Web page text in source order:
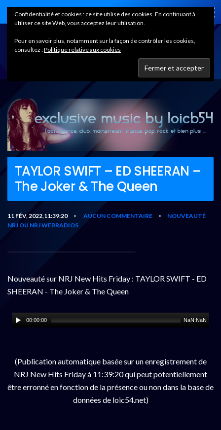
Home
TAYLOR SWIFT – ED SHEERAN –
The Joker & The Queen
11 FÉV, 2022,11:39:20 • AUCUN COMMENTAIRE •
NOUVEAUTÉ
NRJ OU NRJ WEBRADIOS
Nouveauté sur NRJ New Hits Friday : TAYLOR SWIFT - ED
SHEERAN - The Joker & The Queen
00:00:00 NaN:NaN
(Publication automatique basée sur un enregistrement de
NRJ New Hits Friday à 11:39:20 qui peut potentiellement
être erronné en fonction de la présence ou non dans la base de
données de loic54.net)
Confidentialité et cookies : ce site utilise des cookies. En continuant à
utiliser ce site Web, vous acceptez leur utilisation.
Pour en savoir plus, notamment sur la façon de contrôler les cookies,
consultez :Politique relative aux cookies